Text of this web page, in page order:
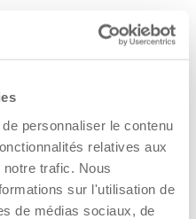
personnaliser le contenu
relatives aux
trafic. Nous
sur l'utilisation de
de médias sociaux, de
de la flotte de
licence from: